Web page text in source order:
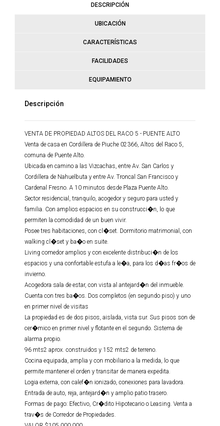
DESCRIPCIÓN
UBICACIÓN
CARACTERÍSTICAS
FACILIDADES
EQUIPAMIENTO
Descripción
VENTA DE PROPIEDAD ALTOS DEL RACO 5 - PUENTE ALTO
Venta de casa en Cordillera de Piuche 02366, Altos del Raco 5,
comuna de Puente Alto.
Ubicada en camino a las Vizcachas, entre Av. San Carlos y
Cordillera de Nahuelbuta y entre Av. Troncal San Francisco y
Cardenal Fresno. A 10 minutos desde Plaza Puente Alto.
Sector residencial, tranquilo, acogedor y seguro para usted y
familia. Con amplios espacios en su construcci�n, lo que
permiten la comodidad de un buen vivir.
Posee tres habitaciones, con cl�set. Dormitorio matrimonial, con
walking cl�set y ba�o en suite.
Living comedor amplios y con excelente distribuci�n de los
espacios y una confortable estufa a le�a, para los d�as fr�os de
invierno.
Acogedora sala de estar, con vista al antejard�n del inmueble.
Cuenta con tres ba�os. Dos completos (en segundo piso) y uno
en primer nivel de visitas
La propiedad es de dos pisos, aislada, vista sur. Sus pisos son de
cer�mico en primer nivel y flotante en el segundo. Sistema de
alarma propio.
96 mts2 aprox. construidos y 152 mts2 de terreno.
Cocina equipada, amplia y con mobiliario a la medida, lo que
permite mantener el orden y transitar de manera expedita.
Logia externa, con calef�n ionizado, conexiones para lavadora.
Entrada de auto, reja, antejard�n y amplio patio trasero.
Formas de pago: Efectivo, Cr�dito Hipotecario o Leasing. Venta a
trav�s de Corredor de Propiedades.